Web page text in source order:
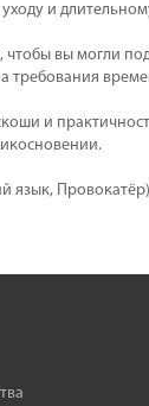
и
чтобы вы могли
требования
и
язык,